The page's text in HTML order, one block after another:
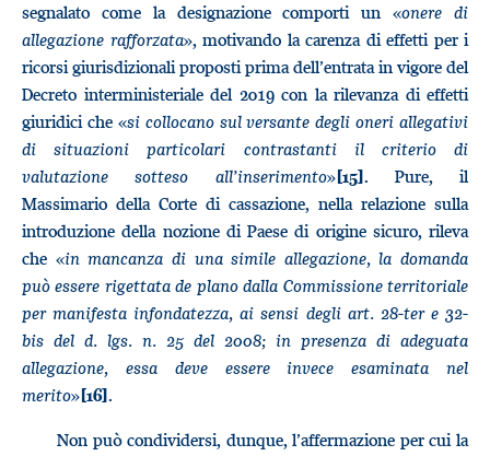
segnalato come la designazione comporti un «onere di
allegazione rafforzata», motivando la carenza di effetti per i
ricorsi giurisdizionali proposti prima dell’entrata in vigore del
Decreto interministeriale del 2019 con la rilevanza di effetti
giuridici che «si collocano sul versante degli oneri allegativi
di situazioni particolari contrastanti il criterio di
valutazione sotteso all’inserimento»[15]. Pure, il
Massimario della Corte di cassazione, nella relazione sulla
introduzione della nozione di Paese di origine sicuro, rileva
che «in mancanza di una simile allegazione, la domanda
può essere rigettata de plano dalla Commissione territoriale
per manifesta infondatezza, ai sensi degli art. 28-ter e 32-
bis del d. lgs. n. 25 del 2008; in presenza di adeguata
allegazione, essa deve essere invece esaminata nel
merito»[16].
Non può condividersi, dunque, l’affermazione per cui la